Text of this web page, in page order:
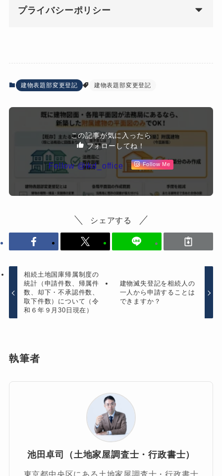
プライバシーポリシー
建物表題部変更登記 建物表題部変更登記
この記事が気に入ったら
フォローしてね！
Follow @ikd_office Follow Me
シェアする
相続土地国庫帰属制度の
統計（申請件数、帰属件
数、却下・不承認件数、
取下件数）について（令
和６年９月30日現在）
建物滅失登記を相続人の
一人から申請することは
できますか？
執筆者
池田卓司（土地家屋調査士・行政書士）
東京都中央区にある土地家屋調査士・行政書士